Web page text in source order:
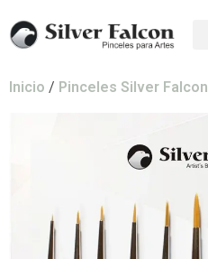
Inicio / Pinceles Silver Falcon